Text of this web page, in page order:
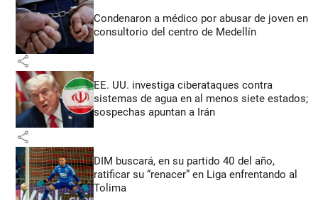
Condenaron a médico por abusar de joven en
consultorio del centro de Medellín
share
EE. UU. investiga ciberataques contra
sistemas de agua en al menos siete estados;
sospechas apuntan a Irán
share
DIM buscará, en su partido 40 del año,
ratificar su “renacer” en Liga enfrentando al
Tolima